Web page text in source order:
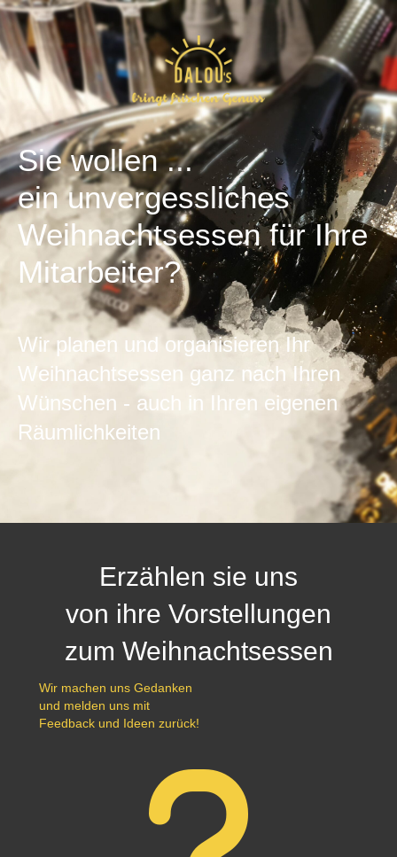
Sie wollen ...
ein unvergessliches
Weihnachtsessen für Ihre
Mitarbeiter?
Wir planen und organisieren Ihr
Weihnachtsessen ganz nach Ihren
Wünschen - auch in Ihren eigenen
Räumlichkeiten
Erzählen sie uns
von ihre Vorstellungen
zum Weihnachtsessen
Wir machen uns Gedanken
und melden uns mit
Feedback und Ideen zurück!